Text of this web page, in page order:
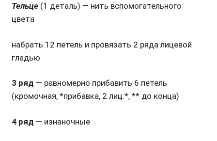
Тельце (1 деталь) — нить вспомогательного
цвета
набрать 12 петель и провязать 2 ряда лицевой
гладью
3 ряд — равномерно прибавить 6 петель
(кромочная, *прибавка, 2 лиц.*, ** до конца)
4 ряд — изнаночные